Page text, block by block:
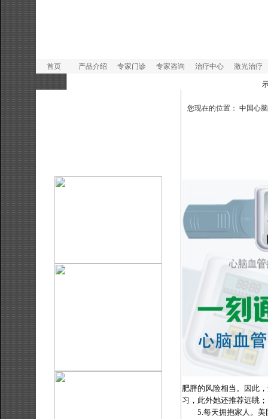
首页 产品介绍 专家门诊 专家咨询 治疗中心 激光治疗
您现在的位置： 中国心
肥胖的风险相当。因此
习，此外她还推荐远眺
5.每天拥抱家人。